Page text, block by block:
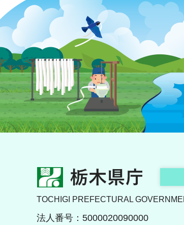
栃木県庁
TOCHIGI PREFECTURAL
法人番号：5000020090000